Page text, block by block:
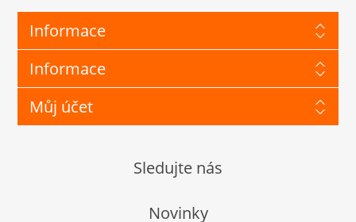
Informace
Informace
Můj účet
Sledujte nás
Novinky